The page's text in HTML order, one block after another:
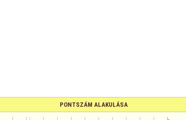
PONTSZÁM ALAKULÁSA